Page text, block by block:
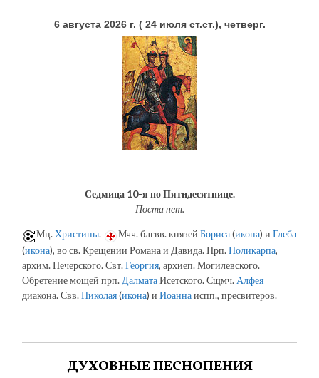
6 августа 2026 г. ( 24 июля ст.ст.), четверг.
Седмица 10-я по Пятидесятнице.
Поста нет.
Мц. Христины. Мчч. блгвв. князей Бориса(икона) и Глеба
(икона), во св. Крещении Романа и Давида. Прп.Поликарпа,
архим. Печерского. Свт.Георгия, архиеп. Могилевского.
Обретение мощей прп. ДалматаИсетского. Сщмч. Алфея
диакона. Свв.Николая(икона) и Иоаннаиспп., пресвитеров.
ДУХОВНЫЕ ПЕСНОПЕНИЯ